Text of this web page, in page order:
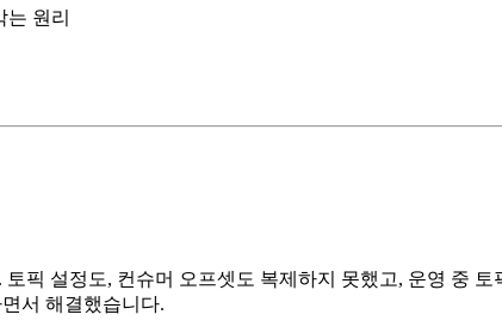
원리
픽 설정도, 컨슈머 오프셋도 복제하지 못했고, 운영 중
서 해결했습니다.